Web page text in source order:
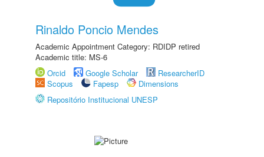
Rinaldo Poncio Mendes
Academic Appointment Category: RDIDP retired
Academic title: MS-6
Orcid
Google Scholar
ResearcherID
Scopus
Fapesp
Dimensions
Repositório Institucional UNESP